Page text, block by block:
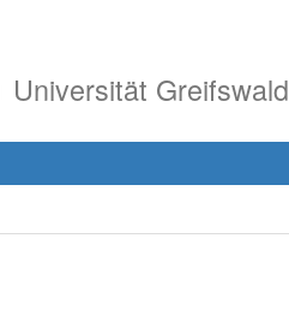
Universität Greifswald